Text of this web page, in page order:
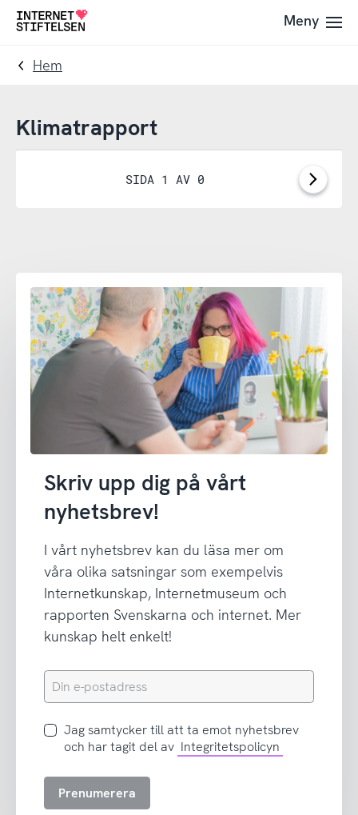
Till
navigering
Till
innehåll
Till
Meny
Hem
Klimatrapport
SIDA 1 AV 0
Nästa
Skriv upp dig på vårt
nyhetsbrev!
I vårt nyhetsbrev kan du läsa mer om
våra olika satsningar som exempelvis
Internetkunskap, Internetmuseum och
rapporten Svenskarna och internet. Mer
kunskap helt enkelt!
Din
e-
Jag
samtycker
att
Jag samtycker till att ta emot nyhetsbrev
och har tagit del av Integritetspolicyn
Prenumerera